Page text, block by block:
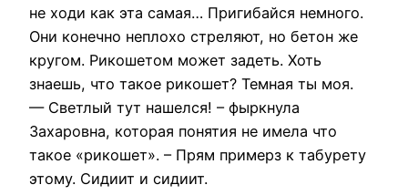
не ходи как эта самая… Пригибайся немного.
Они конечно неплохо стреляют, но бетон же
кругом. Рикошетом может задеть. Хоть
знаешь, что такое рикошет? Темная ты моя.
— Светлый тут нашелся! – фыркнула
Захаровна, которая понятия не имела что
такое «рикошет». – Прям примерз к табурету
этому. Сидиит и сидиит.